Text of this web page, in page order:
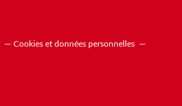
Cookies et données personnelles